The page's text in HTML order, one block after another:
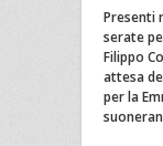
Presenti
serate
Filippo
attesa
per la